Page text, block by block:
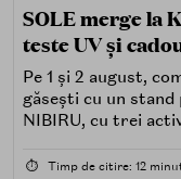
SOLE merge la
teste UV și
Pe 1 și 2 august,
găsești cu un
NIBIRU, cu trei
⏱️ Timp de citire: 12